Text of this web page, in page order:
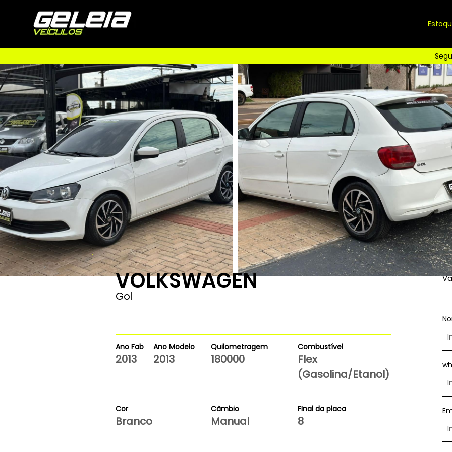
180000
VOLKSWAGEN
Gol
Ano Fab
2013
Ano Modelo
2013
Cor
Branco
Quilometragem Combustível
180000
Flex
(Gasolina/Etanol)
Câmbio FInal da placa
Manual 8